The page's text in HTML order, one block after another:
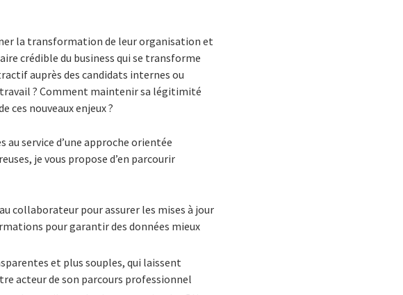
la transformation de leur organisation et
crédible du business qui se transforme
auprès des candidats internes ou
travail ? Comment maintenir sa légitimité
ces nouveaux enjeux ?
service d’une approche orientée
je vous propose d’en parcourir
collaborateur pour assurer les mises à jour
pour garantir des données mieux
et plus souples, qui laissent
acteur de son parcours professionnel